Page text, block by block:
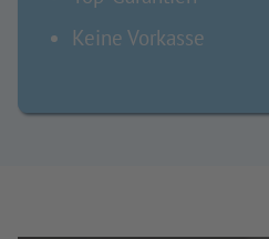
Keine Vorkasse